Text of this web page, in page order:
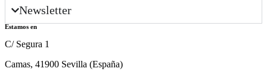
Newsletter
Estamos en
C/ Segura 1
Camas, 41900 Sevilla (España)